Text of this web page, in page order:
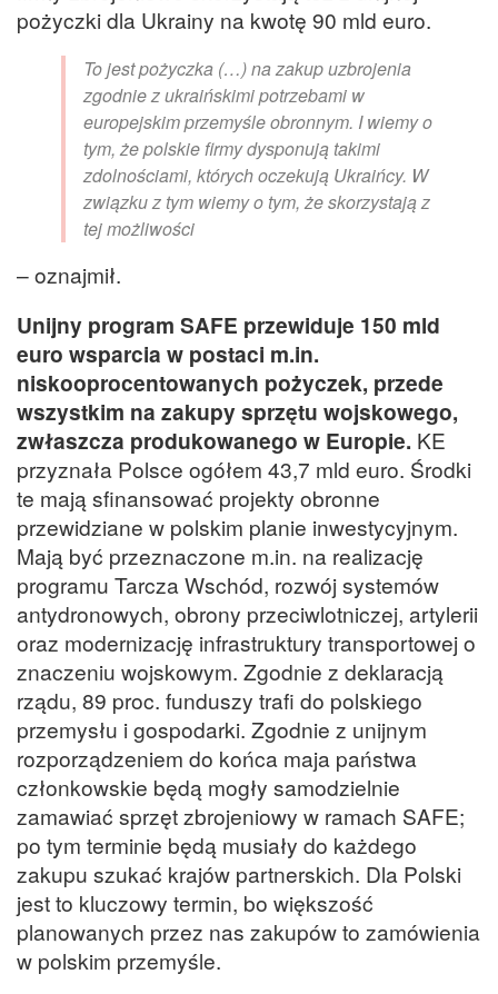
pożyczki dla Ukrainy na kwotę 90 mld euro.
To jest pożyczka (…) na zakup uzbrojenia
zgodnie z ukraińskimi potrzebami w
europejskim przemyśle obronnym. I wiemy o
tym, że polskie firmy dysponują takimi
zdolnościami, których oczekują Ukraińcy. W
związku z tym wiemy o tym, że skorzystają z
tej możliwości
– oznajmił.
Unijny program SAFE przewiduje 150 mld
euro wsparcia w postaci m.in.
niskooprocentowanych pożyczek, przede
wszystkim na zakupy sprzętu wojskowego,
zwłaszcza produkowanego w Europie. KE
przyznała Polsce ogółem 43,7 mld euro. Środki
te mają sfinansować projekty obronne
przewidziane w polskim planie inwestycyjnym.
Mają być przeznaczone m.in. na realizację
programu Tarcza Wschód, rozwój systemów
antydronowych, obrony przeciwlotniczej, artylerii
oraz modernizację infrastruktury transportowej o
znaczeniu wojskowym. Zgodnie z deklaracją
rządu, 89 proc. funduszy trafi do polskiego
przemysłu i gospodarki. Zgodnie z unijnym
rozporządzeniem do końca maja państwa
członkowskie będą mogły samodzielnie
zamawiać sprzęt zbrojeniowy w ramach SAFE;
po tym terminie będą musiały do każdego
zakupu szukać krajów partnerskich. Dla Polski
jest to kluczowy termin, bo większość
planowanych przez nas zakupów to zamówienia
w polskim przemyśle.